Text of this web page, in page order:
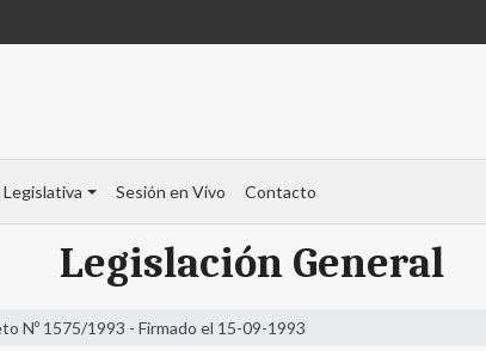
Sesión en Vivo Contacto
Legislación General
Nº 1575/1993 - Firmado el 15-09-1993